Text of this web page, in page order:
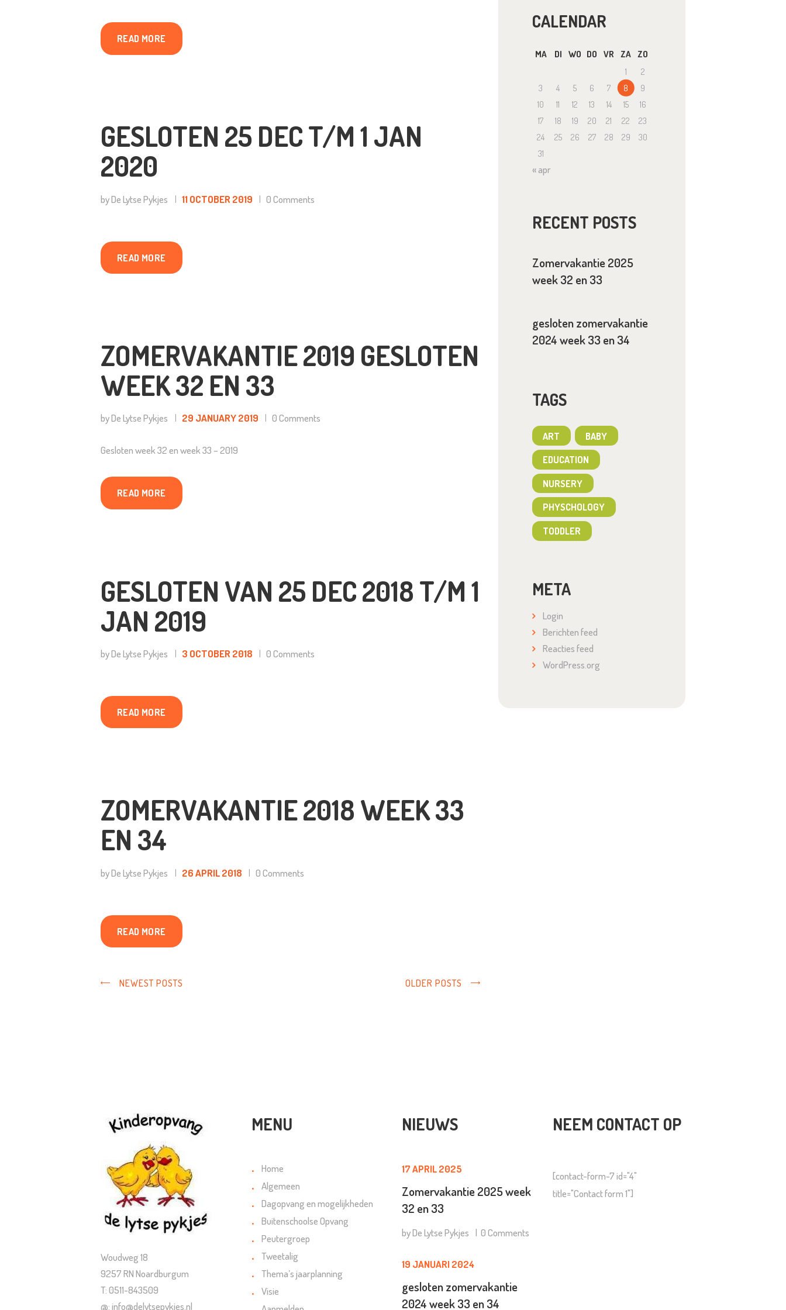
READ MORE
GESLOTEN 25 DEC T/M 1 JAN
2020
by De Lytse Pykjes 11 OCTOBER 2019 0 Comments
READ MORE
ZOMERVAKANTIE 2019 GESLOTEN
WEEK 32 EN 33
by De Lytse Pykjes 29 JANUARY 2019 0 Comments
Gesloten week 32 en week 33 – 2019
READ MORE
GESLOTEN VAN 25 DEC 2018 T/M 1
JAN 2019
by De Lytse Pykjes 3 OCTOBER 2018 0 Comments
READ MORE
ZOMERVAKANTIE 2018 WEEK 33
EN 34
by De Lytse Pykjes 26 APRIL 2018 0 Comments
READ MORE
NEWEST POSTS OLDER POSTS
CALENDAR
MA DI WO DO VR ZA ZO
1
2
3
4 5 6 7 8
9
10
11 12 13 14 15
16
17
18 19 20 21 22
23
24
25 26 27 28 29
30
31
« apr
RECENT POSTS
Zomervakantie 2025
week 32 en 33
gesloten zomervakantie
2024 week 33 en 34
TAGS
ART BABY
EDUCATION
NURSERY
PHYSCHOLOGY
TODDLER
META
Login
Berichten feed
Reacties feed
WordPress.org
Woudweg 18
9257 RN Noardburgum
T: 0511-843509
@: info@delytsepykjes.nl
MENU
Home
Algemeen
Dagopvang en mogelijkheden
Buitenschoolse Opvang
Peutergroep
Tweetalig
Thema’s jaarplanning
Visie
NIEUWS
17 APRIL 2025
Zomervakantie 2025 week
32 en 33
byDe Lytse Pykjes 0Comments
19 JANUARI 2024
gesloten zomervakantie
2024 week 33 en 34
NEEM CONTACT OP
[contact-form-7 id="4"
title="Contact form 1"]